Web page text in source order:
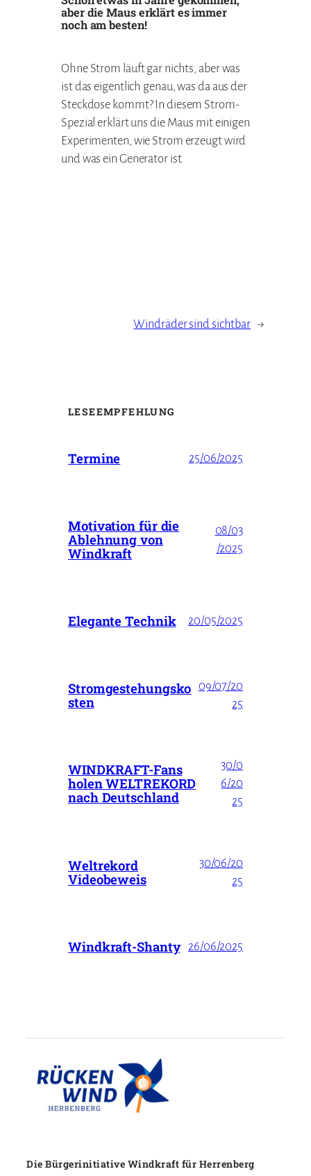
aber die Maus erklärt es immer
noch am besten!
Ohne Strom läuft gar nichts, aber was
ist das eigentlich genau, was da aus der
Steckdose kommt? In diesem Strom-
Spezial erklärt uns die Maus mit einigen
Experimenten, wie Strom erzeugt wird
und was ein Generator ist.
Windräder sind sichtbar →
LESEEMPFEHLUNG
Termine 25/06/2025
Motivation für die
Ablehnung von
Windkraft
08/03
/2025
Elegante Technik 20/05/2025
Stromgestehungsko
sten
09/07/20
25
WINDKRAFT-Fans
holen WELTREKORD
nach Deutschland
30/0
6/20
25
Weltrekord
Videobeweis
30/06/20
25
Windkraft-Shanty 26/06/2025
Die Bürgerinitiative Windkraft für Herrenberg